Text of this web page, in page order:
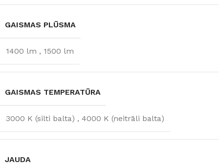
GAISMAS PLŪSMA
1400 lm , 1500 lm
GAISMAS TEMPERATŪRA
3000 K (silti balta) , 4000 K (neitrāli balta)
JAUDA